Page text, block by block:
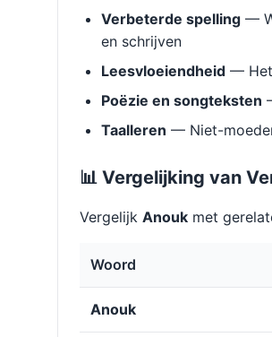
Verbeterde spelling —
en schrijven
Leesvloeiendheid — Het
Poëzie en songteksten
Taalleren — Niet-
📊 Vergelijking van
Vergelijk Anouk met
Woord
Anouk